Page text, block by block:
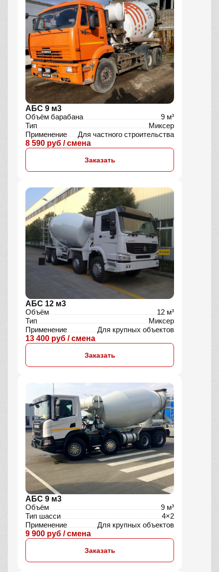
АБС 9 м3
Объём барабана
9 м³
Тип
Миксер
Применение
Для частного строительства
8 590 руб / смена
Заказать
АБС 12 м3
Объём
12 м³
Тип
Миксер
Применение
Для крупных объектов
13 400 руб / смена
Заказать
АБС 9 м3
Объём
9 м³
Тип шасси
4×2
Применение
Для крупных объектов
9 900 руб / смена
Заказать